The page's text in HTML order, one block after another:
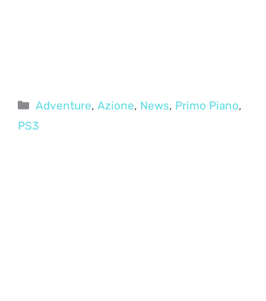
Categorie
Adventure,Azione, News, Primo Piano,
PS3